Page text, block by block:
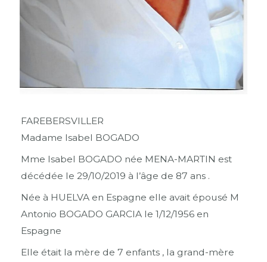
FAREBERSVILLER
Madame Isabel BOGADO
Mme Isabel BOGADO née MENA-MARTIN est
décédée le 29/10/2019 à l’âge de 87 ans .
Née à HUELVA en Espagne elle avait épousé M
Antonio BOGADO GARCIA le 1/12/1956 en
Espagne
Elle était la mère de 7 enfants , la grand-mère